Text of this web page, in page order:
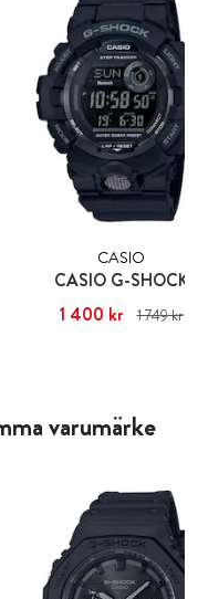
CASIO
CASIO G-SHOCK
Nuvarande pris:1 400 kr
1 400 kr 1 749 kr
varumärke